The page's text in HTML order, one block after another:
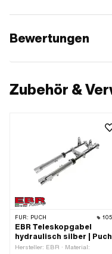
Bewertungen
Zubehör &
FÜR: PUCH
EBR Teleskopgabel
hydraulisch silber | Puch
Hersteller: EBR · Material: